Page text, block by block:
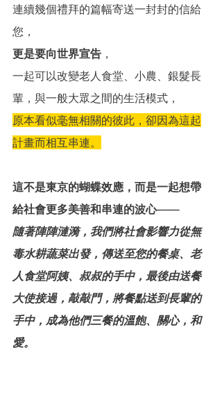
連續幾個禮拜的篇幅寄送一封封的信給
您，
更是要向世界宣告 ，
一起可以改變老人食堂、小農、銀髮長
輩，與一般大眾之間的生活模式，
原本看似毫無相關的彼此，卻因為這起
計畫而相互串連。
這不是東京的蝴蝶效應，而是一起想帶
給社會更多美善和串連的波心——
隨著陣陣漣漪，我們將社會影響力從無
毒水耕蔬菜出發，傳送至您的餐桌、老
人食堂阿姨、叔叔的手中，最後由送餐
大使接過，敲敲門，將餐點送到長輩的
手中，成為他們三餐的溫飽、關心，和
愛。